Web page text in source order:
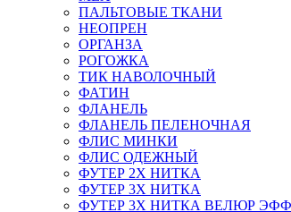
ПАЛЬТОВЫЕ ТКАНИ
НЕОПРЕН
ОРГАНЗА
РОГОЖКА
ТИК НАВОЛОЧНЫЙ
ФАТИН
ФЛАНЕЛЬ
ФЛАНЕЛЬ ПЕЛЕНОЧНАЯ
ФЛИС МИНКИ
ФЛИС ОДЕЖНЫЙ
ФУТЕР 2Х НИТКА
ФУТЕР 3Х НИТКА
ФУТЕР 3Х НИТКА ВЕЛЮР